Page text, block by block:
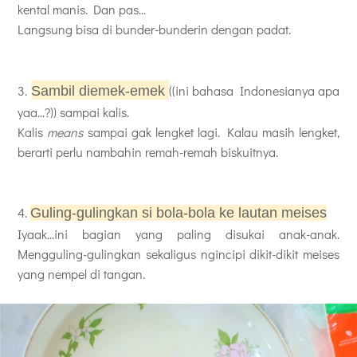
kental manis. Dan pas...
Langsung bisa di bunder-bunderin dengan padat.
3. Sambil diemek-emek ((ini bahasa Indonesianya apa
yaa...?)) sampai kalis.
Kalis means sampai gak lengket lagi. Kalau masih lengket,
berarti perlu nambahin remah-remah biskuitnya.
4. Guling-gulingkan si bola-bola ke lautan meises
Iyaak...ini bagian yang paling disukai anak-anak.
Mengguling-gulingkan sekaligus ngincipi dikit-dikit meises
yang nempel di tangan.